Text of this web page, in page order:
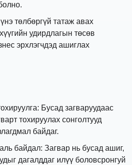
төлбөргүй татаж авах
удирдлагын төсөв
эрхлэгчдэд ашиглах
Бусад загваруудаас
тохируулах сонголтууд
байдаг.
байдал: Загвар нь бусад ашиг,
дагалддаг илүү боловсронгуй